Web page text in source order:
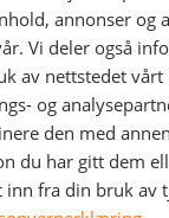
Les mer på
annonser og
Vi deler også
av nettstedet vårt
og
den med annen
du har gitt dem
inn fra din bruk av